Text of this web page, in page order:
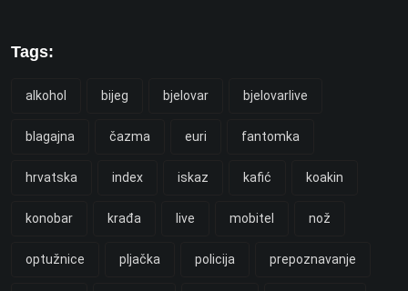
Tags:
alkohol bijeg bjelovar bjelovarlive
blagajna čazma euri fantomka
hrvatska index iskaz kafić koakin
konobar krađa live mobitel nož
optužnice pljačka policija prepoznavanje